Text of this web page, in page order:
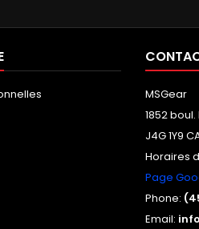
MSGear
1852
J4G 1Y9
Horaires
Page
Phone:
Email: